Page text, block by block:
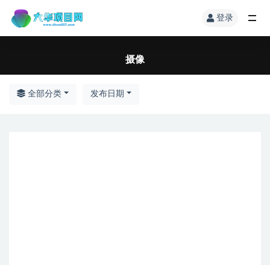
登录
摄像
全部分类 发布日期